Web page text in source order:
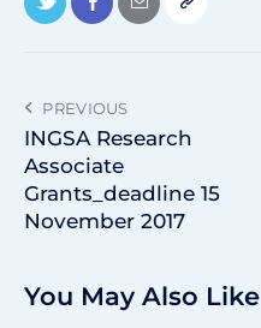
PREVIOUS
INGSA Research
Associate
Grants_deadline 15
November 2017
You May Also Like